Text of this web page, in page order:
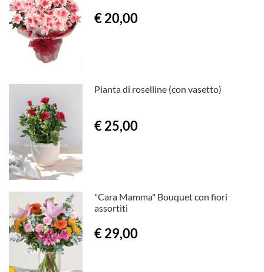
€ 20,00
Pianta di roselline (con vasetto)
€ 25,00
"Cara Mamma" Bouquet con fiori
assortiti
€ 29,00